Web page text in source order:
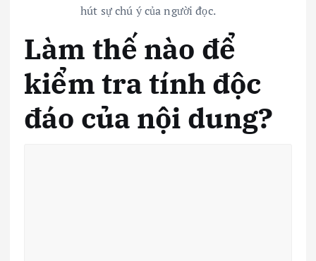
hút sự chú ý của người đọc.
Làm thế nào để
kiểm tra tính độc
đáo của nội dung?